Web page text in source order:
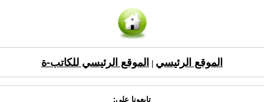
الموقع الرئيسي الموقع الرئيسي للكاتب-ة
تابعونا على: